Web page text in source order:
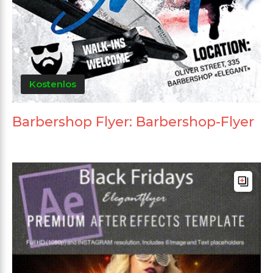
Kostenlos
Barbershop Flyer: Barbershop-Flyer